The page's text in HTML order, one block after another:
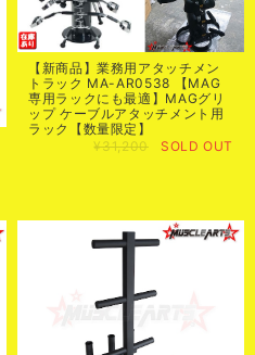
【新商品】業務用アタッチメン
トラック MA-AR0538 【MAG
専用ラックにも最適】MAGグリ
ップ ケーブルアタッチメント用
ラック【数量限定】
¥31,200
SOLD OUT